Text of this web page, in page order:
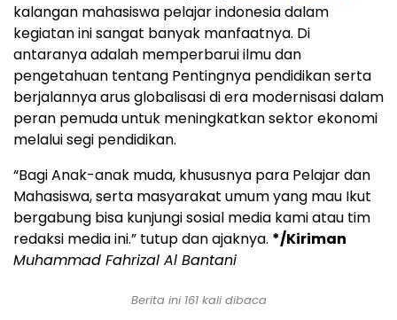
kalangan mahasiswa pelajar indonesia dalam
kegiatan ini sangat banyak manfaatnya. Di
antaranya adalah memperbarui ilmu dan
pengetahuan tentang Pentingnya pendidikan serta
berjalannya arus globalisasi di era modernisasi dalam
peran pemuda untuk meningkatkan sektor ekonomi
melalui segi pendidikan.
“Bagi Anak-anak muda, khususnya para Pelajar dan
Mahasiswa, serta masyarakat umum yang mau Ikut
bergabung bisa kunjungi sosial media kami atau tim
redaksi media ini.” tutup dan ajaknya. */Kiriman
Muhammad Fahrizal Al Bantani
Berita ini 161kali dibaca